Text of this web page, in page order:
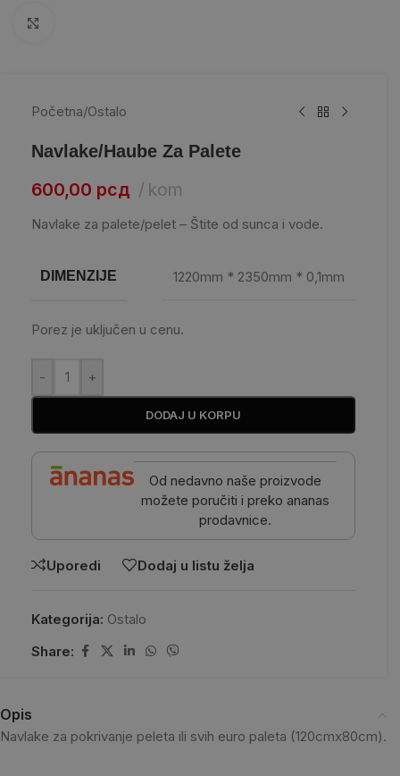
Početna/Ostalo
Navlake/Haube Za Palete
600,00 рсд kom
Navlake za palete/pelet – Štite od sunca i vode.
DIMENZIJE 1220mm * 2350mm * 0,1mm
Porez je uključen u cenu.
- +
DODAJ U KORPU
Od nedavno naše proizvode
možete poručiti i preko ananas
prodavnice.
Uporedi Dodaj u listu želja
Kategorija: Ostalo
Share:
Opis
Navlake za pokrivanje peleta ili svih euro paleta (120cmx80cm).